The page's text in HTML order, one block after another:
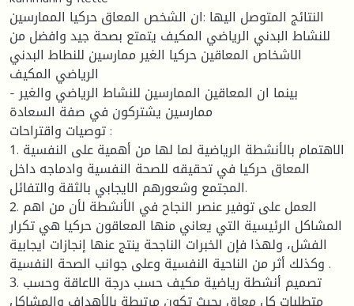
النتائج المتوصل اليها :ان الشخص المعاق حركيا الممارسين
للنشاط البدني الرياضي المكيف يتمتع بصحة جيد وافضل من
الاشخاص المعاقين حركيا الغير ممارسين للنطاط البدني
الرياضي المكيف
- بينما ان المعاقين الممارسين للنشاط الرياضي والغير
ممارسين يشتركون في صفة السعادة
توصيات واقتراحات :
1. الاهتمام بالأنشطة الرياضية لما لها من أهمية على النفسية
المعاق حركيا في تحقيقه للصحة النفسية وادماجه داخل
المجتمع وشعورهم الايجابي بالثقة والتفائل.
2. العمل على توفير عنصر النجاح في الأنشطة لأن من اهم
المشاكل الرئيسية التي يعاني منها المعاقون حركيا هي تكرار
الفشل، ولهذا فإن الخبرات الناجحة ينتج عنها إنجازات ايجابية
وكذلك أثر من الناحية النفسية وعلى جوانب الصحة النفسية .
3. تصميم أنشطة رياضية مكيف حسب درجة الاعاقة وحسب